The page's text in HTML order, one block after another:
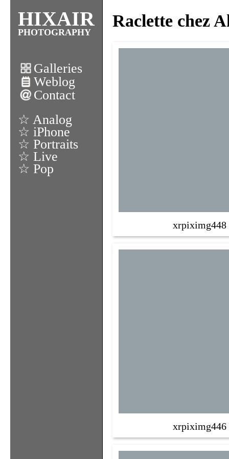
HIXAIR
PHOTOGRAPHY
Galleries
Weblog
Contact
☆ Analog
☆ iPhone
☆ Portraits
☆ Live
☆ Pop
Raclette chez
xrpiximg448
xrpiximg446